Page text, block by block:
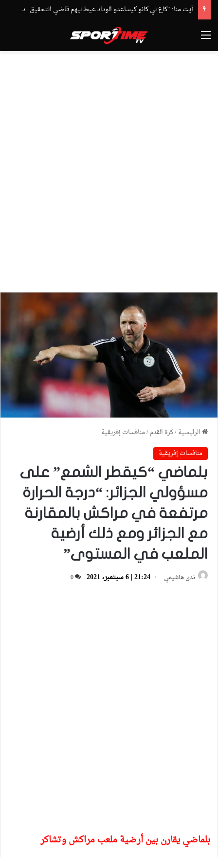
أيت منا: “كاع لي كانو كيساعدو الوداد عيط ليهم قاضي التحقيق.. دابا حتى شي واحد ما بقا باغي يعاون”
القائمة
الرئيسية/كرة القدم/منافسات إفريقية
منافسات إفريقية
بلماضي “كيقطر الشمع” على
مسؤولي الجزائر: “درجة الحرارة
مرتفعة في مراكش بالمقارنة
مع الجزائر ومع ذلك أرضية
الملعب في المستوى”
ندى هاشيمي 21:24 | 6 سبتمبر، 2021 0
بلماضي يقارن بين أرضية ملعب مراكش وتشاكر